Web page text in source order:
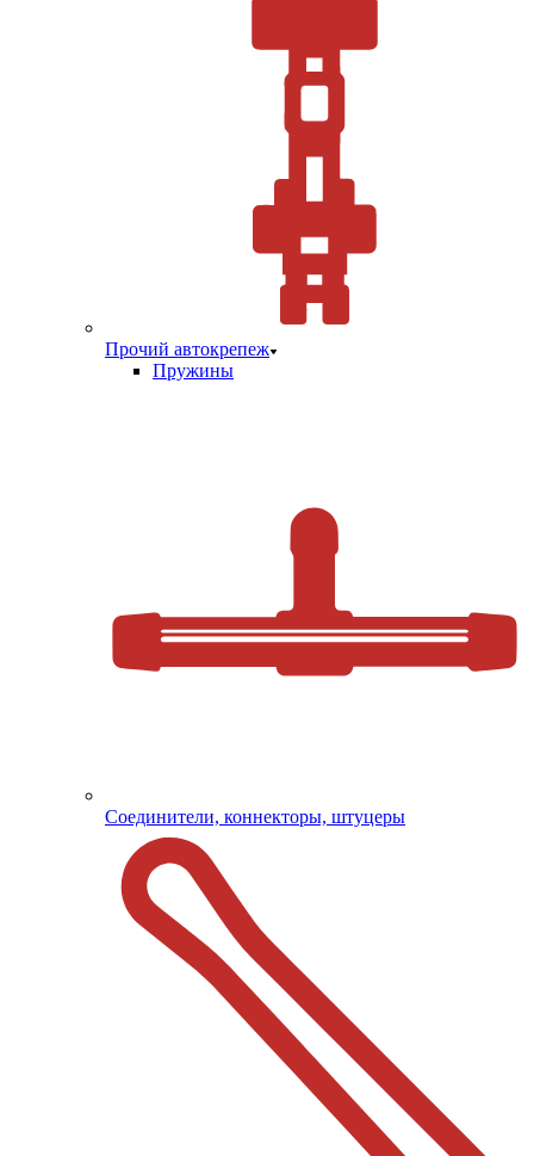
Прочий автокрепеж
Пружины
Соединители, коннекторы, штуцеры